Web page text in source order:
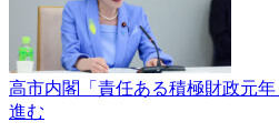
高市内閣「責任ある積極財政元
進む